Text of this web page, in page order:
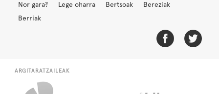
Nor gara? Lege oharra Bertsoak
Bereziak
Berriak
ARGITARATZAILEAK